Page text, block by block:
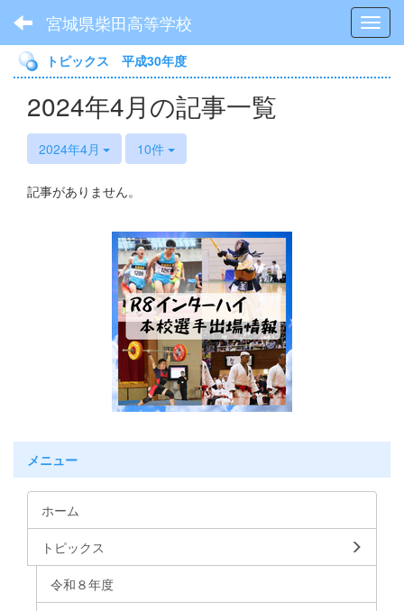
宮城県柴田高等学校
トピックス 平成30年度
2024年4月の記事一覧
2024年4月 10件
記事がありません。
メニュー
ホーム
トピックス
令和８年度